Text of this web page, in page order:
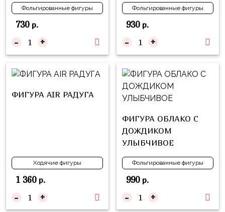
Фольгированные фигуры
730р.
- +
Фольгированные фигуры
930р.
- +
ФИГУРА AIR РАДУГА
Ходячие фигуры
1 360р.
- +
ФИГУРА ОБЛАКО С
ДОЖДИКОМ
УЛЫБЧИВОЕ
Фольгированные фигуры
990р.
- +
Куклы
Для
Неё
Мишка
Животные
Тема